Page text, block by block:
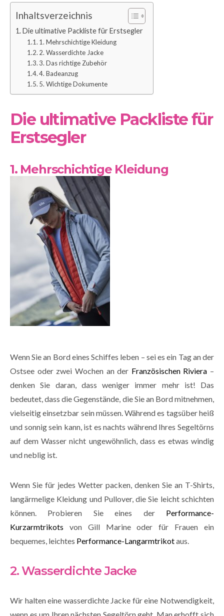
Inhaltsverzeichnis
Die ultimative Packliste für Erstsegler
1. Mehrschichtige Kleidung
2. Wasserdichte Jacke
3. Das richtige Zubehör
4. Badeanzug
5. Wichtige Dokumente
Die ultimative Packliste für
Erstsegler
1. Mehrschichtige Kleidung
Wenn Sie an Bord eines Schiffes leben – sei es ein Tag an der
Ostsee oder zwei Wochen an der Französischen Riviera –
denken Sie daran, dass weniger immer mehr ist! Das
bedeutet, dass die Gegenstände, die Sie an Bord mitnehmen,
vielseitig einsetzbar sein müssen. Während es tagsüber heiß
und sonnig sein kann, ist es nachts während Ihres Segeltörns
auf dem Wasser nicht ungewöhnlich, dass es etwas windig
und neblig ist.
Wenn Sie für jedes Wetter packen, denken Sie an T-Shirts,
langärmelige Kleidung und Pullover, die Sie leicht schichten
können. Probieren Sie eines der Performance-
Kurzarmtrikots von Gill Marine oder für Frauen ein
bequemes, leichtes Performance-Langarmtrikotaus.
2. Wasserdichte Jacke
Wir halten eine wasserdichte Jacke für eine Notwendigkeit,